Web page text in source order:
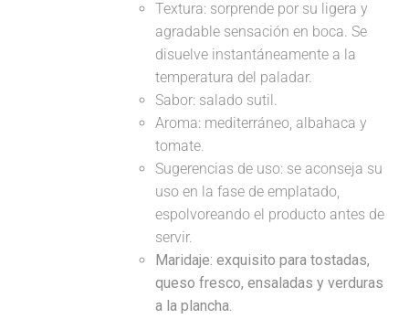
Textura: sorprende por su ligera y
agradable sensación en boca. Se
disuelve instantáneamente a la
temperatura del paladar.
Sabor: salado sutil.
Aroma: mediterráneo, albahaca y
tomate.
Sugerencias de uso: se aconseja su
uso en la fase de emplatado,
espolvoreando el producto antes de
servir.
Maridaje: exquisito para tostadas,
queso fresco, ensaladas y verduras
a la plancha.